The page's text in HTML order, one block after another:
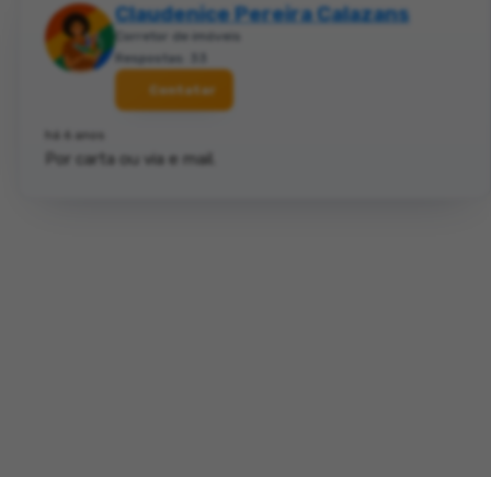
Claudenice Pereira Calazans
Corretor de imóveis
Respostas: 33
Contatar
há 6 anos
Por carta ou via e mail.